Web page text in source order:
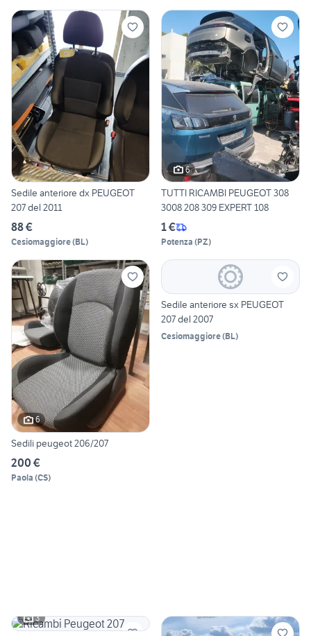
Sedile anteriore dx PEUGEOT
207 del 2011
88 €
Cesiomaggiore(BL)
6
TUTTI RICAMBI PEUGEOT 308
3008 208 309 EXPERT 108
1 €
Potenza (PZ)
6
Sedili peugeot 206/207
200 €
Paola (CS)
Sedile anteriore sx PEUGEOT
207 del 2007
Cesiomaggiore(BL)
3